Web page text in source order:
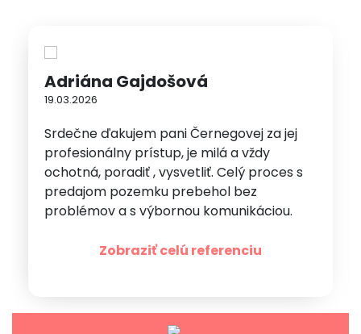
Adriána Gajdošová
19.03.2026
Srdečne ďakujem pani Černegovej za jej
profesionálny prístup, je milá a vždy
ochotná, poradiť , vysvetliť. Celý proces s
predajom pozemku prebehol bez
problémov a s výbornou komunikáciou.
Zobraziť celú referenciu